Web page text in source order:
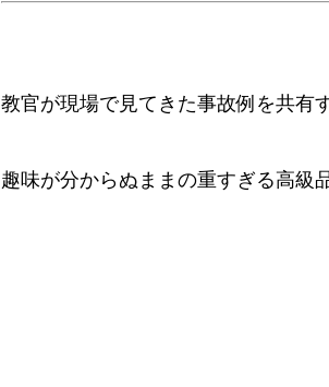
教官が現場で見てきた事故例を共有
趣味が分からぬままの重すぎる高級